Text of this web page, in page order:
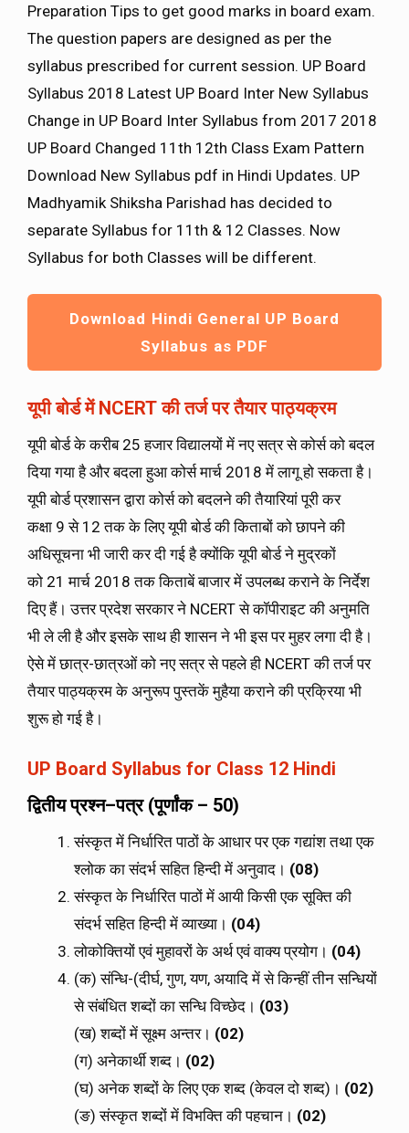
Preparation Tips to get good marks in board exam.
The question papers are designed as per the
syllabus prescribed for current session. UP Board
Syllabus 2018 Latest UP Board Inter New Syllabus
Change in UP Board Inter Syllabus from 2017 2018
UP Board Changed 11th 12th Class Exam Pattern
Download New Syllabus pdf in Hindi Updates. UP
Madhyamik Shiksha Parishad has decided to
separate Syllabus for 11th & 12 Classes. Now
Syllabus for both Classes will be different.
Download Hindi General UP Board
Syllabus as PDF
यूपी बोर्ड मेंNCERTकी तर्ज पर तैयार पाठ्यक्रम
यूपी बोर्ड के करीब 25 हजार विद्यालयों में नए सत्र से कोर्स को बदल
दिया गया है और बदला हुआ कोर्स मार्च 2018 में लागू हो सकता है।
यूपी बोर्ड प्रशासन द्वारा कोर्स को बदलने की तैयारियां पूरी कर
कक्षा 9 से 12 तक के लिए यूपी बोर्ड की किताबों को छापने की
अधिसूचना भी जारी कर दी गई है क्योंकि यूपी बोर्ड ने मुद्रकों
को 21 मार्च 2018 तक किताबें बाजार में उपलब्ध कराने के निर्देश
दिए हैं। उत्तर प्रदेश सरकार ने NCERT से कॉपीराइट की अनुमति
भी ले ली है और इसके साथ ही शासन ने भी इस पर मुहर लगा दी है।
ऐसे में छात्र-छात्रओं को नए सत्र से पहले ही NCERT की तर्ज पर
तैयार पाठ्यक्रम के अनुरूप पुस्तकें मुहैया कराने की प्रक्रिया भी
शुरू हो गई है।
UP Board Syllabus for Class 12 Hindi
द्वितीय प्रश्न–पत्र(पूर्णांक– 50)
संस्कृत में निर्धारित पाठों के आधार पर एक गद्यांश तथा एक
श्लोक का संदर्भ सहित हिन्दी में अनुवाद। (08)
संस्कृत के निर्धारित पाठों में आयी किसी एक सूक्ति की
संदर्भ सहित हिन्दी में व्याख्या। (04)
लोकोक्तियों एवं मुहावरों के अर्थ एवं वाक्य प्रयोग। (04)
(क) संन्धि-(दीर्घ, गुण, यण, अयादि में से किन्हीं तीन सन्धियों
से संबंधित शब्दों का सन्धि विच्छेद। (03)
(ख) शब्दों में सूक्ष्म अन्तर। (02)
(ग) अनेकार्थी शब्द। (02)
(घ) अनेक शब्दों के लिए एक शब्द (केवल दो शब्द)। (02)
(ङ) संस्कृत शब्दों में विभक्ति की पहचान। (02)